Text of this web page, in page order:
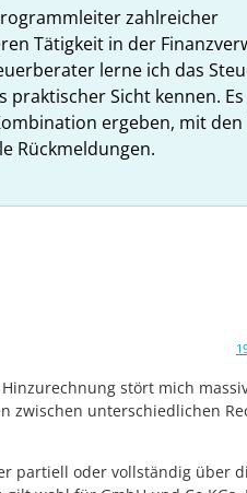
zahlreicher
Tätigkeit in der
lerne ich das
Sicht kennen.
ergeben, mit
Rückmeldungen.
stört mich
zwischen unterschiedlichen
partiell oder vollständig über